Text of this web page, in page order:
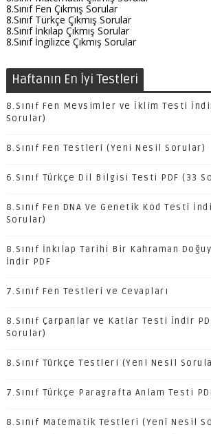
8.Sınıf Fen Çıkmış Sorular
8.Sınıf Türkçe Çıkmış Sorular
8.Sınıf İnkılap Çıkmış Sorular
8.Sınıf İngilizce Çıkmış Sorular
Haftanın En İyi Testleri
8.Sınıf Fen Mevsimler ve İklim Testi
Sorular)
8.Sınıf Fen Testleri (Yeni Nesil Sorular)
6.Sınıf Türkçe Dil Bilgisi Testi PDF (33
8.Sınıf Fen DNA Ve Genetik Kod Testi
Sorular)
8.Sınıf İnkılap Tarihi Bir Kahraman
İndir PDF
7.Sınıf Fen Testleri ve Cevapları
8.Sınıf Çarpanlar ve Katlar Testi İndir
Sorular)
8.Sınıf Türkçe Testleri (Yeni Nesil
7.Sınıf Türkçe Paragrafta Anlam Testi
8.Sınıf Matematik Testleri (Yeni Nesil